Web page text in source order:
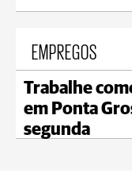
EMPREGOS
Trabalhe
em Ponta
segunda